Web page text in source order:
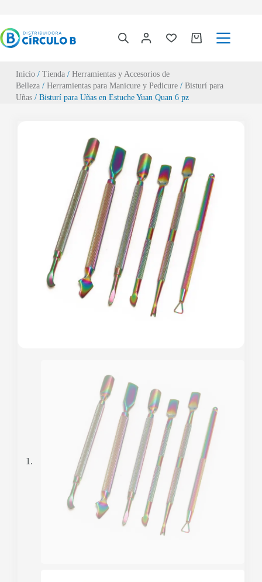
Inicio/ Tienda/ Herramientas y Accesorios de
Belleza/ Herramientas para Manicure y Pedicure/ Bisturí para
Uñas/ Bisturí para Uñas en Estuche Yuan Quan 6 pz